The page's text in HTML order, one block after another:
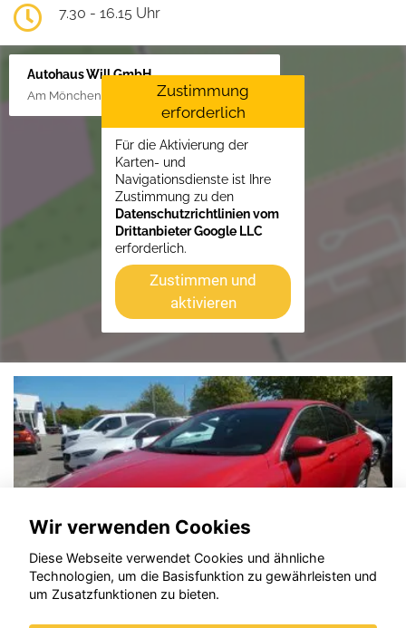
7.30 - 16.15 Uhr
Autohaus Will GmbH
Am Mönchenfelde 18, 38889 Blankenburg
Zustimmung
erforderlich
Für die Aktivierung der
Karten- und
Navigationsdienste ist Ihre
Zustimmung zu den
Datenschutzrichtlinien vom
Drittanbieter Google LLC
erforderlich.
Zustimmen und
aktivieren
Wir verwenden Cookies
Diese Webseite verwendet Cookies und ähnliche
Technologien, um die Basisfunktion zu gewährleisten und
um Zusatzfunktionen zu bieten.